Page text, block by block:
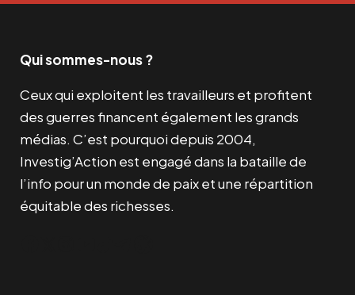
Qui sommes-nous ?
Ceux qui exploitent les travailleurs et profitent
des guerres financent également les grands
médias. C’est pourquoi depuis 2004,
Investig’Action est engagé dans la bataille de
l’info pour un monde de paix et une répartition
équitable des richesses.